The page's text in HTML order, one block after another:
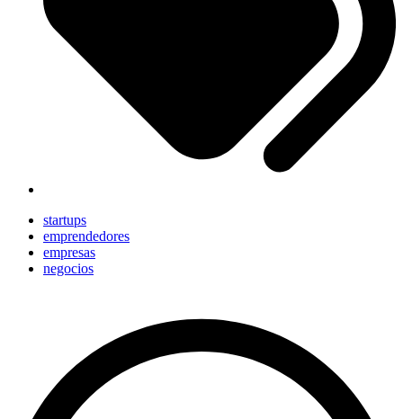
startups
emprendedores
empresas
negocios